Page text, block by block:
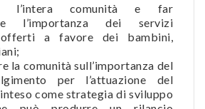
l’intera comunità e far
l’importanza dei servizi
a favore dei bambini,
la comunità sull’importanza del
per l’attuazione del
come strategia di sviluppo